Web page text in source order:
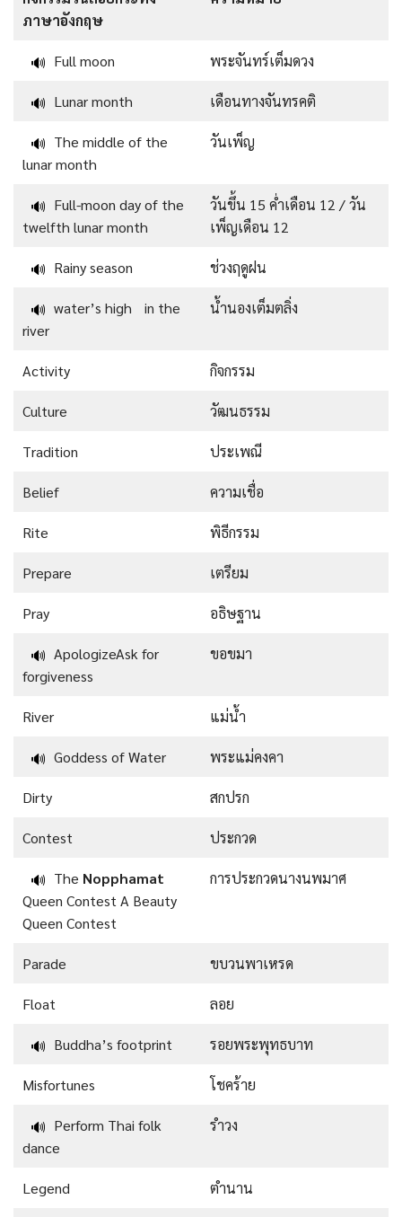
ภาษาอังกฤษ
🔊 Full moon พระจันทร์เต็มดวง
🔊 Lunar month เดือนทางจันทรคติ
🔊 The middle of the
lunar month
วันเพ็ญ
🔊 Full-moon day of the
twelfth lunar month
วันขึ้น 15 ค่ำเดือน 12 / วัน
เพ็ญเดือน 12
🔊 Rainy season ช่วงฤดูฝน
🔊 water’s high in the
river
น้ำนองเต็มตลิ่ง
Activity กิจกรรม
Culture วัฒนธรรม
Tradition ประเพณี
Belief ความเชื่อ
Rite พิธีกรรม
Prepare เตรียม
Pray อธิษฐาน
🔊 ApologizeAsk for
forgiveness
ขอขมา
River แม่น้ำ
🔊 Goddess of Water พระแม่คงคา
Dirty สกปรก
Contest ประกวด
🔊 The Nopphamat
Queen Contest A Beauty
Queen Contest
การประกวดนางนพมาศ
Parade ขบวนพาเหรด
Float ลอย
🔊 Buddha’s footprint รอยพระพุทธบาท
Misfortunes โชคร้าย
🔊 Perform Thai folk
dance
รำวง
Legend ตำนาน